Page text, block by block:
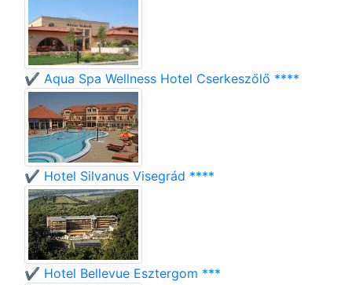
✔️ Aqua Spa Wellness Hotel Cserkeszőlő ****
✔️ Hotel Silvanus Visegrád ****
✔️ Hotel Bellevue Esztergom ***